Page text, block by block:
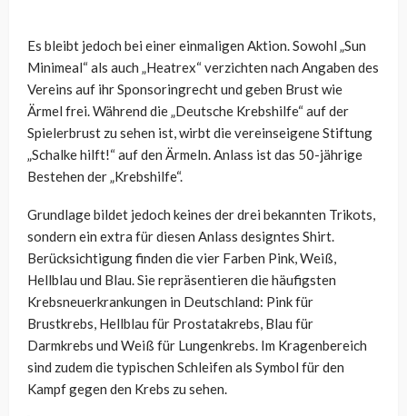
Es bleibt jedoch bei einer einmaligen Aktion. Sowohl „Sun
Minimeal“ als auch „Heatrex“ verzichten nach Angaben des
Vereins auf ihr Sponsoringrecht und geben Brust wie
Ärmel frei. Während die „Deutsche Krebshilfe“ auf der
Spielerbrust zu sehen ist, wirbt die vereinseigene Stiftung
„Schalke hilft!“ auf den Ärmeln. Anlass ist das 50-jährige
Bestehen der „Krebshilfe“.
Grundlage bildet jedoch keines der drei bekannten Trikots,
sondern ein extra für diesen Anlass designtes Shirt.
Berücksichtigung finden die vier Farben Pink, Weiß,
Hellblau und Blau. Sie repräsentieren die häufigsten
Krebsneuerkrankungen in Deutschland: Pink für
Brustkrebs, Hellblau für Prostatakrebs, Blau für
Darmkrebs und Weiß für Lungenkrebs. Im Kragenbereich
sind zudem die typischen Schleifen als Symbol für den
Kampf gegen den Krebs zu sehen.